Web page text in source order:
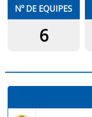
Nº DE EQUIPES
6